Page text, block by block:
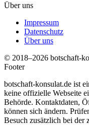
Über uns
Impressum
Datenschutz
Über uns
© 2018–2026 botschaft-
Footer
botschaft-konsulat.de ist
keine offizielle Webseite
Behörde. Kontaktdaten,
können sich ändern.
Besuch zusätzlich bei der